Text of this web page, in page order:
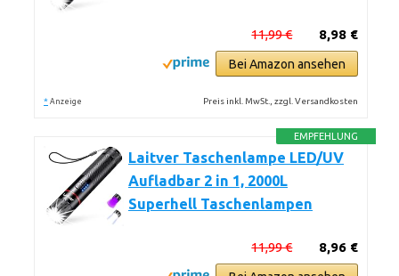
8,98 €
11,99 €
Bei Amazon ansehen
* Anzeige Preis inkl. MwSt., zzgl. Versandkosten
EMPFEHLUNG
Laitver Taschenlampe LED/UV
Aufladbar 2 in 1, 2000L
Superhell Taschenlampen
8,96 €
11,99 €